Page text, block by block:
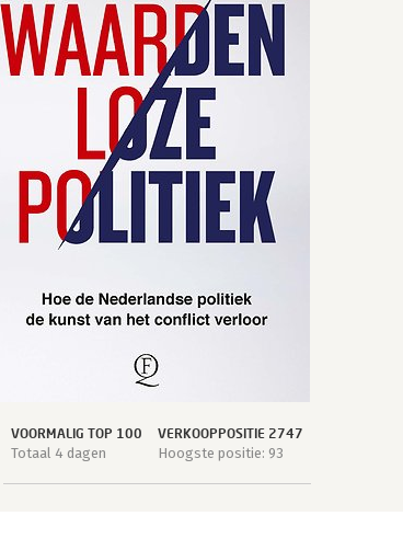
VOORMALIG TOP 100
Totaal 4 dagen
VERKOOPPOSITIE 2747
Hoogste positie: 93